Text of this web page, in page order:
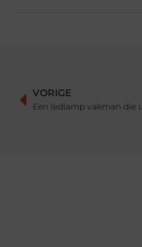
VORIGE
Een ledlamp vakman die